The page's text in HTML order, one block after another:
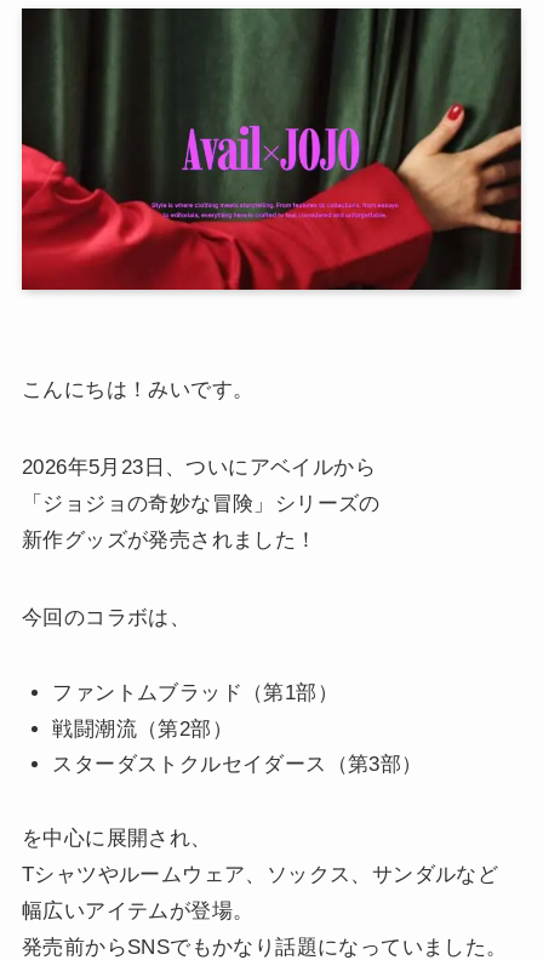
こんにちは！みいです。
2026年5月23日、ついにアベイルから
「ジョジョの奇妙な冒険」シリーズの
新作グッズが発売されました！
今回のコラボは、
ファントムブラッド（第1部）
戦闘潮流（第2部）
スターダストクルセイダース（第3部）
を中心に展開され、
Tシャツやルームウェア、ソックス、サンダルなど
幅広いアイテムが登場。
発売前からSNSでもかなり話題になっていました。